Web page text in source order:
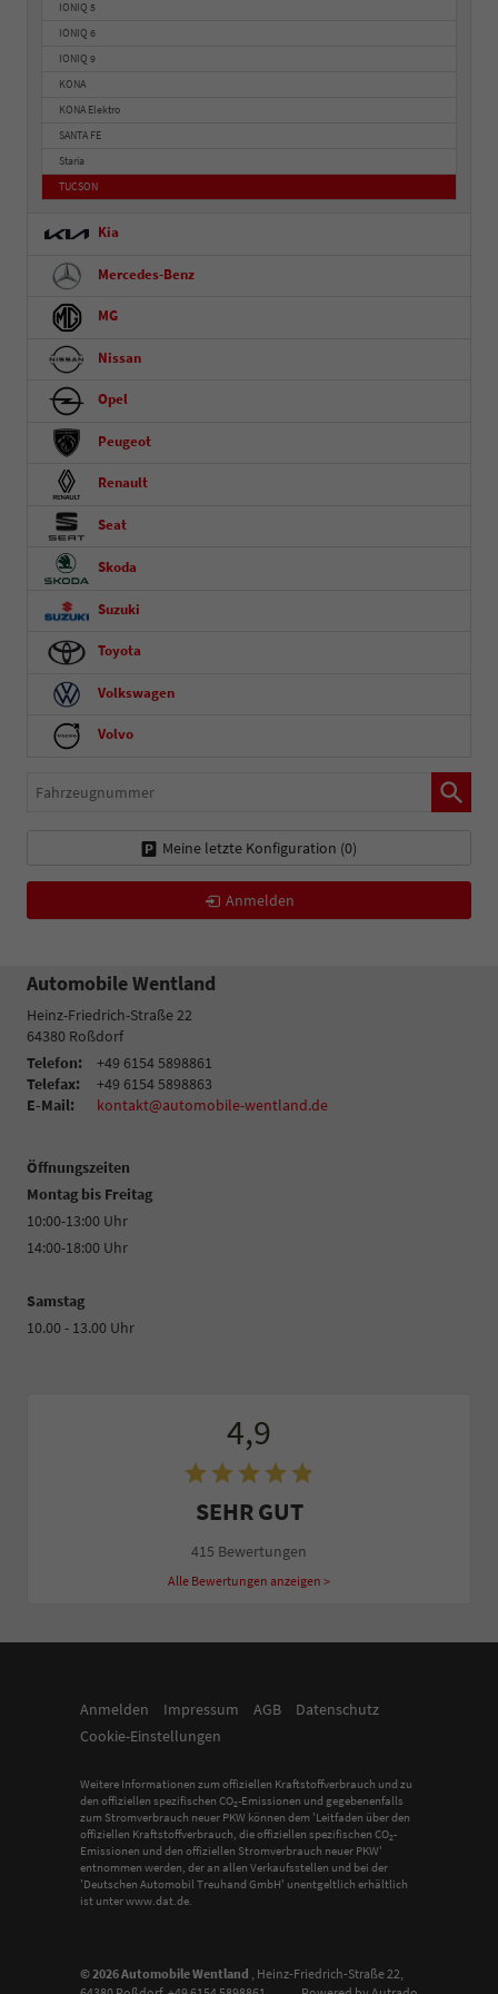
IONIQ 5
IONIQ 6
IONIQ 9
KONA
KONA Elektro
SANTA FE
Staria
TUCSON
Kia
Mercedes-Benz
MG
Nissan
Opel
Peugeot
Renault
Seat
Skoda
Suzuki
Toyota
Volkswagen
Volvo
Fahrzeugnummer
Meine letzte Konfiguration (0)
Anmelden
Automobile Wentland
Heinz-Friedrich-Straße 22
64380 Roßdorf
Telefon:
+49 6154 5898861
Telefax:
+49 6154 5898863
E-Mail:
kontakt@automobile-wentland.de
Öffnungszeiten
Montag bis Freitag
10:00-13:00 Uhr
14:00-18:00 Uhr
Samstag
10.00 - 13.00 Uhr
4,9
SEHR GUT
415 Bewertungen
Alle Bewertungen anzeigen >
Anmelden Impressum AGB
Datenschutz
Cookie-Einstellungen
Weitere Informationen zum offiziellen Kraftstoffverbrauch und zu
den offiziellen spezifischen CO2-Emissionen und gegebenenfalls
zum Stromverbrauch neuer PKW können dem 'Leitfaden über den
offiziellen Kraftstoffverbrauch, die offiziellen spezifischen CO2-
Emissionen und den offiziellen Stromverbrauch neuer PKW'
entnommen werden, der an allen Verkaufsstellen und bei der
'Deutschen Automobil Treuhand GmbH' unentgeltlich erhältlich
ist unter www.dat.de.
© 2026Automobile Wentland Heinz-Friedrich-Straße 22